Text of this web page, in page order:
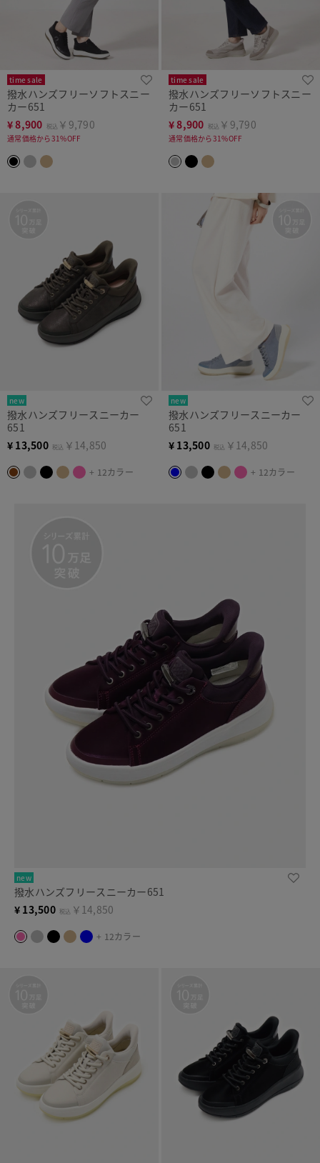
time sale
撥水ハンズフリーソフトスニー
カー651
¥8,900 税込 ￥9,790
通常価格から31%OFF
time sale
撥水ハンズフリーソフトスニー
カー651
¥8,900 税込 ￥9,790
通常価格から31%OFF
new
撥水ハンズフリースニーカー
651
¥ 13,500 税込 ￥14,850
+ 12カラー
new
撥水ハンズフリースニーカー
651
¥ 13,500 税込 ￥14,850
+ 12カラー
new
撥水ハンズフリースニーカー651
¥ 13,500 税込 ￥14,850
+ 12カラー